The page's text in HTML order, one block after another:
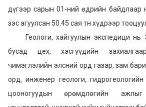
дүгээр сарын 01-ний өдрийн байдлаар
зэс агуулсан 50.45 сая тн хүдрээр
Геологи, хайгуулын экспедици нь
бусад цех, хэсгүүдийн
чимэглэлийн элсний орд газар, зам
орд, инженер геологи, гидрогеологийн
цооногуудын өрөмдлөгийн